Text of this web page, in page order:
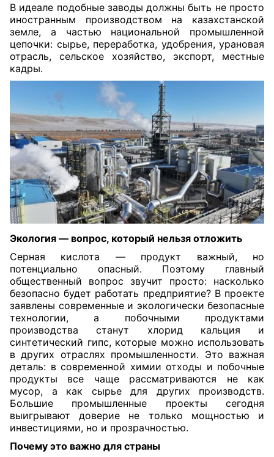
В идеале подобные заводы должны быть не просто
иностранным производством на казахстанской
земле, а частью национальной промышленной
цепочки: сырье, переработка, удобрения, урановая
отрасль, сельское хозяйство, экспорт, местные
кадры.
Экология — вопрос, который нельзя отложить
Серная кислота — продукт важный, но
потенциально опасный. Поэтому главный
общественный вопрос звучит просто: насколько
безопасно будет работать предприятие? В проекте
заявлены современные и экологически безопасные
технологии, а побочными продуктами
производства станут хлорид кальция и
синтетический гипс, которые можно использовать
в других отраслях промышленности. Это важная
деталь: в современной химии отходы и побочные
продукты все чаще рассматриваются не как
мусор, а как сырье для других производств.
Большие промышленные проекты сегодня
выигрывают доверие не только мощностью и
инвестициями, но и прозрачностью.
Почему это важно для страны